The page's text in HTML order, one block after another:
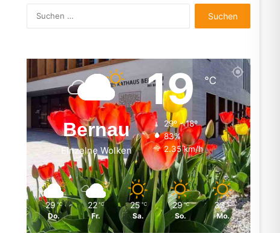
nach:
Bernau
Einzelne Wolken
19℃
29º - 18º
83%
2.35 km/h
29 ℃
Do.
22 ℃
Fr.
25 ℃
Sa.
29 ℃
So.
33 ℃
Mo.